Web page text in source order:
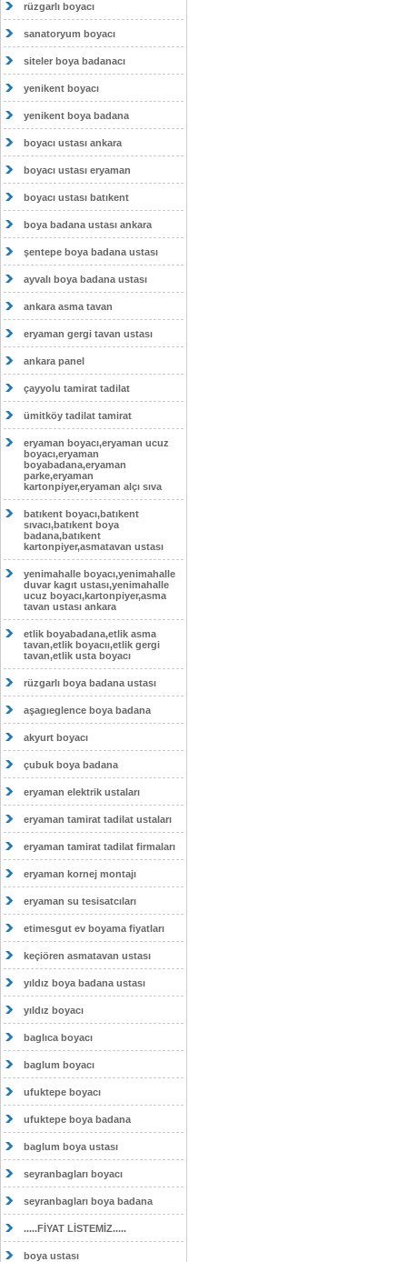
rüzgarlı boyacı
sanatoryum boyacı
siteler boya badanacı
yenikent boyacı
yenikent boya badana
boyacı ustası ankara
boyacı ustası eryaman
boyacı ustası batıkent
boya badana ustası ankara
şentepe boya badana ustası
ayvalı boya badana ustası
ankara asma tavan
eryaman gergi tavan ustası
ankara panel
çayyolu tamirat tadilat
ümitköy tadilat tamirat
eryaman boyacı,eryaman ucuz
boyacı,eryaman
boyabadana,eryaman
parke,eryaman
kartonpiyer,eryaman alçı sıva
batıkent boyacı,batıkent
sıvacı,batıkent boya
badana,batıkent
kartonpiyer,asmatavan ustası
yenimahalle boyacı,yenimahalle
duvar kagıt ustası,yenimahalle
ucuz boyacı,kartonpiyer,asma
tavan ustası ankara
etlik boyabadana,etlik asma
tavan,etlik boyacıı,etlik gergi
tavan,etlik usta boyacı
rüzgarlı boya badana ustası
aşagıeglence boya badana
akyurt boyacı
çubuk boya badana
eryaman elektrik ustaları
eryaman tamirat tadilat ustaları
eryaman tamirat tadilat firmaları
eryaman kornej montajı
eryaman su tesisatcıları
etimesgut ev boyama fiyatları
keçiören asmatavan ustası
yıldız boya badana ustası
yıldız boyacı
baglıca boyacı
baglum boyacı
ufuktepe boyacı
ufuktepe boya badana
baglum boya ustası
seyranbagları boyacı
seyranbagları boya badana
.....FİYAT LİSTEMİZ.....
boya ustası